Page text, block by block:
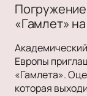
«Гамлет»
Европы
«Гамлета».
которая